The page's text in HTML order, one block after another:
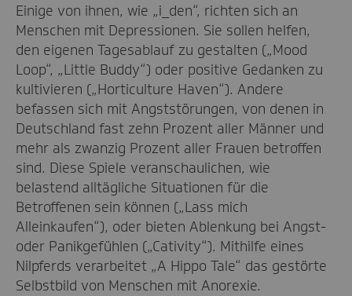
Einige von ihnen, wie „i_den“, richten sich an
Menschen mit Depressionen. Sie sollen helfen,
den eigenen Tagesablauf zu gestalten („Mood
Loop“, „Little Buddy“) oder positive Gedanken zu
kultivieren („Horticulture Haven“). Andere
befassen sich mit Angststörungen, von denen in
Deutschland fast zehn Prozent aller Männer und
mehr als zwanzig Prozent aller Frauen betroffen
sind. Diese Spiele veranschaulichen, wie
belastend alltägliche Situationen für die
Betroffenen sein können („Lass mich
Alleinkaufen“), oder bieten Ablenkung bei Angst-
oder Panikgefühlen („Cativity“). Mithilfe eines
Nilpferds verarbeitet „A Hippo Tale“ das gestörte
Selbstbild von Menschen mit Anorexie.